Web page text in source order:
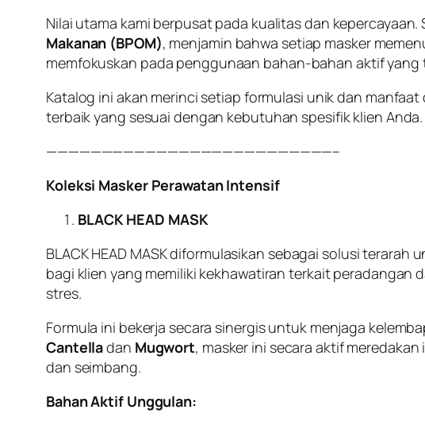
Nilai utama kami berpusat pada kualitas dan
Makanan (BPOM), menjamin bahwa setiap masker
memfokuskan pada penggunaan bahan-bahan aktif
Katalog ini akan merinci setiap formulasi unik dan
terbaik yang sesuai dengan kebutuhan spesifik klien Anda.
——————————————————————————–
Koleksi Masker Perawatan Intensif
BLACK HEAD MASK
BLACK HEAD MASK diformulasikan sebagai solusi
bagi klien yang memiliki kekhawatiran terkait
stres.
Formula ini bekerja secara sinergis untuk menjaga
Cantelladan Mugwort, masker ini secara aktif
dan seimbang.
Bahan Aktif Unggulan: